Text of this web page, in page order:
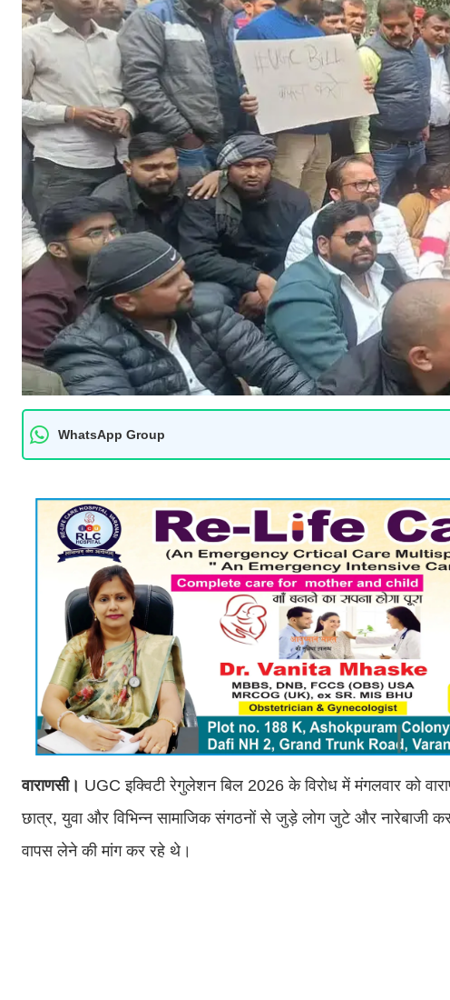
WhatsApp Group
वाराणसी। UGC इक्विटी रेगुलेशन बिल 2026 के विरोध में मंगलवार को
छात्र, युवा और विभिन्न सामाजिक संगठनों से जुड़े लोग जुटे और नारेबाजी
वापस लेने की मांग कर रहे थे।